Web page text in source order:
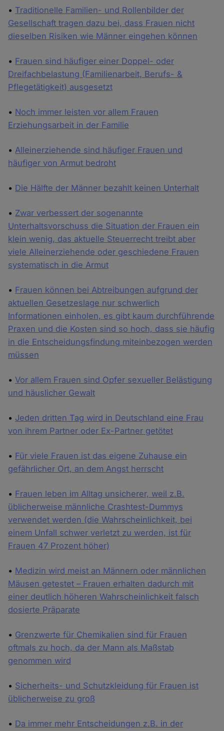
• Traditionelle Familien- und Rollenbilder der
Gesellschaft tragen dazu bei, dass Frauen nicht
dieselben Risiken wie Männer eingehen können
• Frauen sind häufiger einer Doppel- oder
Dreifachbelastung (Familienarbeit, Berufs- &
Pflegetätigkeit) ausgesetzt
• Noch immer leisten vor allem Frauen
Erziehungsarbeit in der Familie
•Alleinerziehende sind häufiger Frauen und
häufiger von Armut bedroht
• Die Hälfte der Männer bezahlt keinen Unterhalt
• Zwar verbessert der sogenannte
Unterhaltsvorschuss die Situation der Frauen ein
klein wenig, das aktuelle Steuerrecht treibt aber
viele Alleinerziehende oder geschiedene Frauen
systematisch in die Armut
• Frauen können bei Abtreibungen aufgrund der
aktuellen Gesetzeslage nur schwerlich
Informationen einholen, es gibt kaum durchführende
Praxen und die Kosten sind so hoch, dass sie häufig
in die Entscheidungsfindung miteinbezogen werden
müssen
•Vor allem Frauen sind Opfer sexueller Belästigung
und häuslicher Gewalt
• Jeden dritten Tag wird in Deutschland eine Frau
von ihrem Partner oder Ex-Partner getötet
• Für viele Frauen ist das eigene Zuhause ein
gefährlicher Ort, an dem Angst herrscht
• Frauen leben im Alltag unsicherer, weil z.B.
üblicherweise männliche Crashtest-Dummys
verwendet werden (die Wahrscheinlichkeit, bei
einem Unfall schwer verletzt zu werden, ist für
Frauen 47 Prozent höher)
• Medizin wird meist an Männern oder männlichen
Mäusen getestet – Frauen erhalten dadurch mit
einer deutlich höheren Wahrscheinlichkeit falsch
dosierte Präparate
• Grenzwerte für Chemikalien sind für Frauen
oftmals zu hoch, da der Mann als Maßstab
genommen wird
• Sicherheits- und Schutzkleidung für Frauen ist
üblicherweise zu groß
• Da immer mehr Entscheidungen z.B. in der